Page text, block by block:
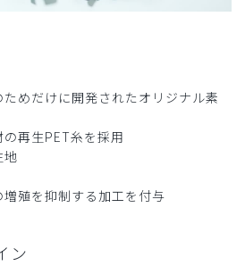
用する事が多いので、植物などに引
いいです。
ントもさりげなくてよいです。
めだけに開発されたオリジナル素
再生PET糸を採用
地
殖を抑制する加工を付与
ン